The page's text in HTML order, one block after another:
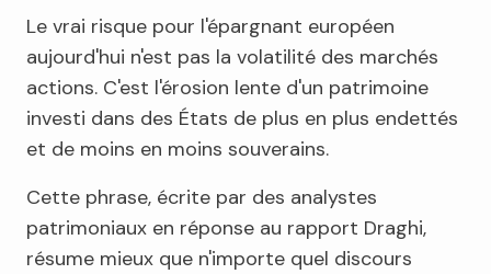
Le vrai risque pour l'épargnant européen
aujourd'hui n'est pas la volatilité des marchés
actions. C'est l'érosion lente d'un patrimoine
investi dans des États de plus en plus endettés
et de moins en moins souverains.
Cette phrase, écrite par des analystes
patrimoniaux en réponse au rapport Draghi,
résume mieux que n'importe quel discours